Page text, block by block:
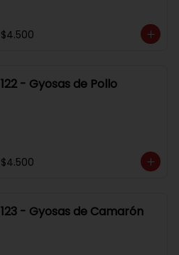
$4.500
122 - Gyosas de Pollo
$4.500
123 - Gyosas de Camarón